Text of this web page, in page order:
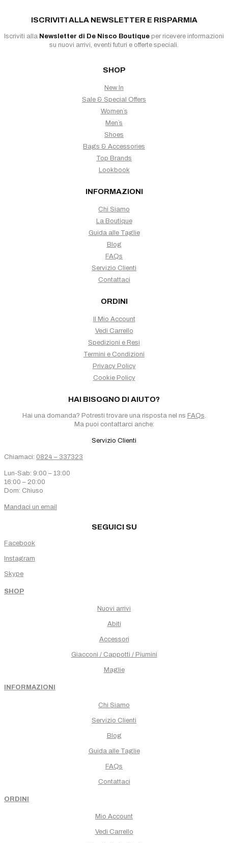
ISCRIVITI ALLA NEWSLETTER E RISPARMIA
Iscriviti alla Newsletter di De Nisco Boutique per ricevere informazioni
su nuovi arrivi, eventi futuri e offerte speciali.
SHOP
New In
Sale & Special Offers
Women`s
Men`s
Shoes
Bags & Accessories
Top Brands
Lookbook
INFORMAZIONI
Chi Siamo
La Boutique
Guida alle Taglie
Blog
FAQs
Servizio Clienti
Contattaci
ORDINI
Il Mio Account
Vedi Carrello
Spedizioni e Resi
Termini e Condizioni
Privacy Policy
Cookie Policy
HAI BISOGNO DI AIUTO?
Hai una domanda? Potresti trovare una risposta nel ns FAQs
Ma puoi contattarci anche:
Servizio Clienti
Chiamaci: 0824 – 337323
Lun-Sab: 9:00 – 13:00
16:00 – 20:00
Dom: Chiuso
Mandaci un email
SEGUICI SU
Facebook
Instagram
Skype
SHOP
Nuovi arrivi
Abiti
Accessori
Giacconi / Cappotti / Piumini
Maglie
INFORMAZIONI
Chi Siamo
Servizio Clienti
Blog
Guida alle Taglie
FAQs
Contattaci
ORDINI
Mio Account
Vedi Carrello